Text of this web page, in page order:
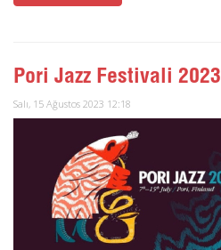
Pori Jazz Festivali 2023
Salı, 15 Ağustos 2023 12:18